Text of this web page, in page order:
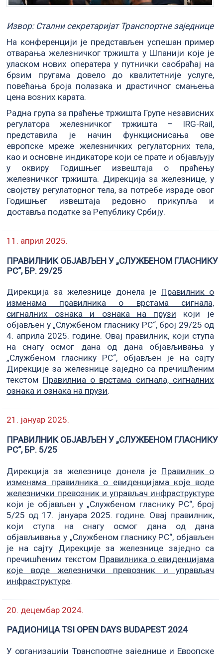
Извор: Стални секретаријат Транспортне заједнице
На конференцији је представљен успешан пример
отварања железничког тржишта у Шпанији које је
уласком нових оператера у путнички саобраћај на
брзим пругама довело до квалитетније услуге,
повећања броја полазака и драстичног смањења
цена возних карата.
Радна група за праћење тржишта Групе независних
регулатора железничког тржишта – IRG-Rail,
представила је начин функционисања ове
европске мреже железничких регулаторних тела,
као и основне индикаторе који се прате и објављују
у оквиру Годишњег извештаја о праћењу
железничког тржишта. Дирекција за железнице, у
својству регулаторног тела, за потребе израде овог
Годишњег извештаја редовно прикупља и
доставља податке за Републику Србију.
11. април 2025.
ПРАВИЛНИК ОБЈАВЉЕН У „СЛУЖБЕНОМ ГЛАСНИКУ
РС“, БР. 29/25
Дирекција за железнице донела је Прaвилник о
изменама правилника о врстама сигнала,
сигналних ознака и ознака на прузи који је
објављен у „Службеном гласнику РС“, број 29/25 од
4. априла 2025. године. Овај правилник, који ступа
на снагу осмог дана од дана објављивања у
„Службеном гласнику РС“, објављен је на сајту
Дирекције за железнице заједно са пречишћеним
текстом Правилниa о врстама сигнала, сигналних
ознака и ознака на прузи.
21. јануар 2025.
ПРАВИЛНИК ОБЈАВЉЕН У „СЛУЖБЕНОМ ГЛАСНИКУ
РС“, БР. 5/25
Дирекција за железнице донела је Правилник o
изменама правилника о евиденцијама које воде
железнички превозник и управљач инфраструктуре
који је објављен у „Службеном гласнику РС“, број
5/25 од 17. јануара 2025. године. Овај правилник,
који ступа на снагу осмог дана од дана
објављивања у „Службеном гласнику РС“, објављен
је на сајту Дирекције за железнице заједно са
пречишћеним текстом Правилника о евиденцијама
које воде железнички превозник и управљач
инфраструктуре.
20. децембар 2024.
РАДИОНИЦА TSI OPEN DAYS BUDAPEST 2024
У организацији Транспортне заједнице и Европске